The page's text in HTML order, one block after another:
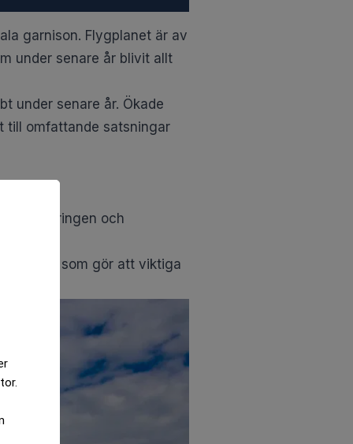
garnison. Flygplanet är av
under senare år blivit allt
under senare år. Ökade
till omfattande satsningar
att regeringen och
som gör att viktiga